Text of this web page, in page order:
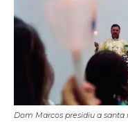
Dom Marcos presidiu a santa